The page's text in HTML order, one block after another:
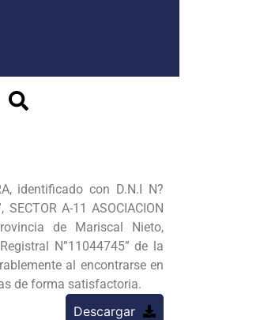
identificado con D.N.I N?
A-11 ASOCIACION
de Mariscal Nieto,
N”11044745” de la
al encontrarse en
de forma satisfactoria.
Descargar